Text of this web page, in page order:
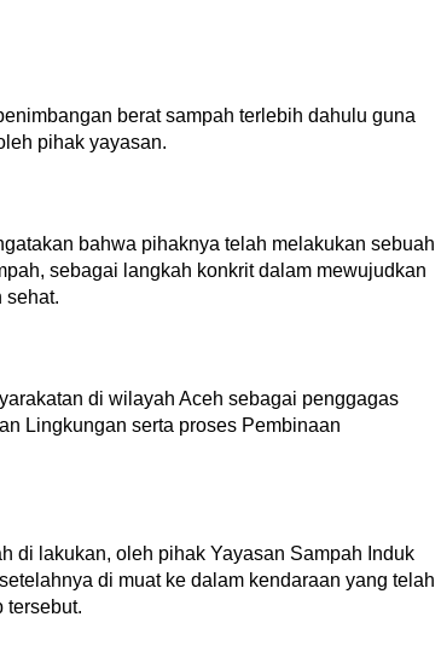
berat sampah terlebih dahulu guna
pihak yayasan.
bahwa pihaknya telah melakukan sebuah
sebagai langkah konkrit dalam mewujudkan
sehat.
di wilayah Aceh sebagai penggagas
Lingkungan serta proses Pembinaan
di lakukan, oleh pihak Yayasan Sampah Induk
di muat ke dalam kendaraan yang telah
tersebut.